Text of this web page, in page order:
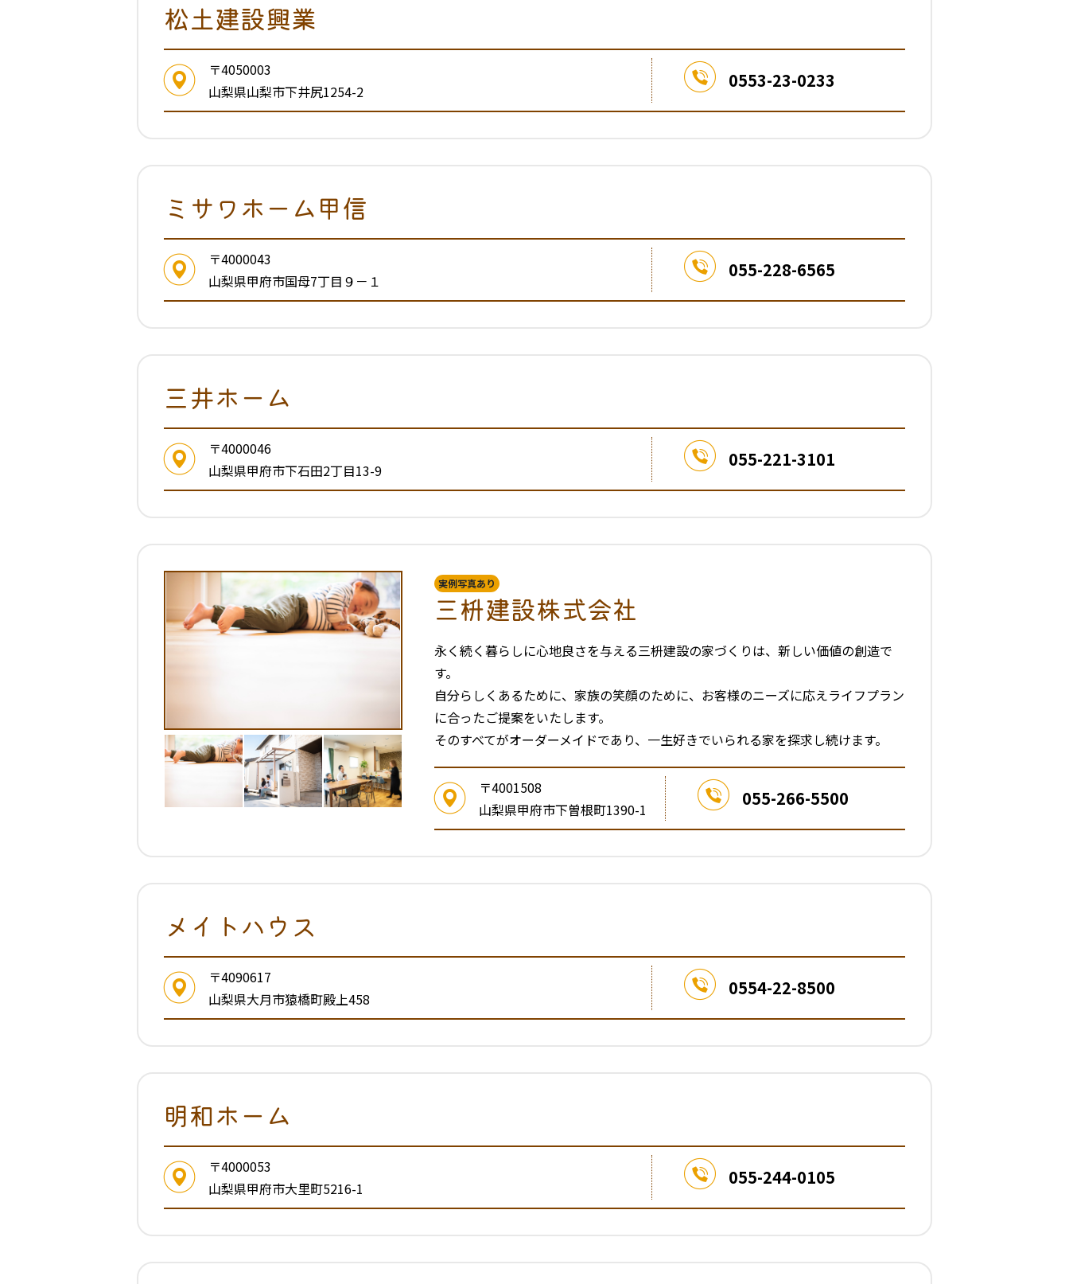
松土建設興業
〒4050003
山梨県山梨市下井尻1254-2
0553-23-0233
ミサワホーム甲信
〒4000043
山梨県甲府市国母7丁目９－１
055-228-6565
三井ホーム
〒4000046
山梨県甲府市下石田2丁目13-9
055-221-3101
実例写真あり
三枡建設株式会社
永く続く暮らしに心地良さを与える三枡建設の家づくりは、新しい価値の創造で
す。
自分らしくあるために、家族の笑顔のために、お客様のニーズに応えライフプラン
に合ったご提案をいたします。
そのすべてがオーダーメイドであり、一生好きでいられる家を探求し続けます。
〒4001508
山梨県甲府市下曽根町1390-1
055-266-5500
メイトハウス
〒4090617
山梨県大月市猿橋町殿上458
0554-22-8500
明和ホーム
〒4000053
山梨県甲府市大里町5216-1
055-244-0105